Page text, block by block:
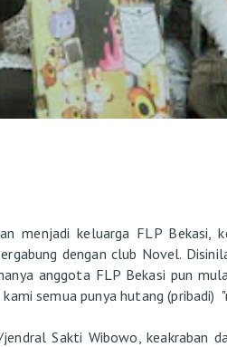
menjadi keluarga FLP Bekasi,
dengan club Novel.
anggota FLP Bekasi pun
semua punya hutang (pribadi)
Sakti Wibowo, keakraban